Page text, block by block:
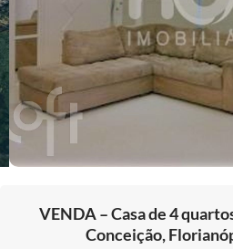
VENDA – Casa de 4
Conceição,